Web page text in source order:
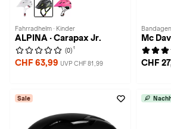
Fahrradhelm · Kinder
ALPINA · Carapax Jr.
(0) 1
CHF 63,99 UVP CHF 81,99
Bandagen
Mc
CHF
Sale